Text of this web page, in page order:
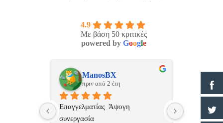
4.9
Με βάση 50 κριτικές
powered by Google
ManosBX
πριν από 2 έτη
Επαγγελματίας  Άψογη
συνεργασία